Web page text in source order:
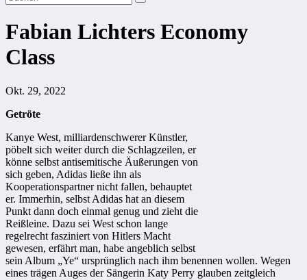
Fabian Lichters Economy
Class
Okt. 29, 2022
Getröte
Kanye West, milliardenschwerer Künstler,
pöbelt sich weiter durch die Schlagzeilen, er
könne selbst antisemitische Äußerungen von
sich geben, Adidas ließe ihn als
Kooperationspartner nicht fallen, behauptet
er. Immerhin, selbst Adidas hat an diesem
Punkt dann doch einmal genug und zieht die
Reißleine. Dazu sei West schon lange
regelrecht fasziniert von Hitlers Macht
gewesen, erfährt man, habe angeblich selbst
sein Album „Ye“ ursprünglich nach ihm benennen wollen. Wegen
eines trägen Auges der Sängerin Katy Perry glauben zeitgleich